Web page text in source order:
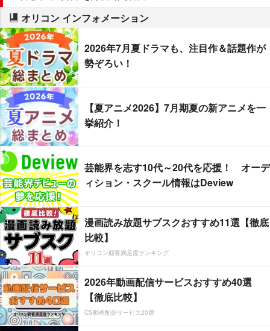
オリコン インフォメーション
2026年7月夏ドラマも、注目作＆話題作が
勢ぞろい！
【夏アニメ2026】7月期夏の新アニメを一
挙紹介！
芸能界を志す10代～20代を応援！ オーデ
ィション・スクール情報はDeview
漫画読み放題サブスクおすすめ11選【徹底
比較】
オリコン顧客満足度ランキング
2026年動画配信サービスおすすめ40選
【徹底比較】
CS動画配信サービス20選